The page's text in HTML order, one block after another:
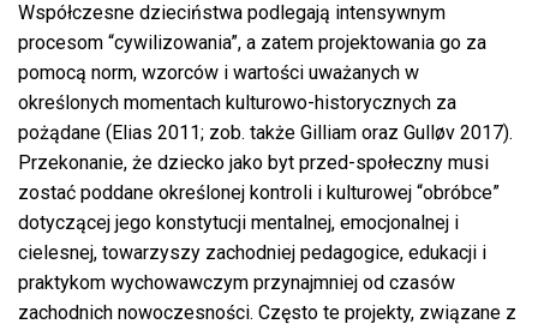
Współczesne dzieciństwa podlegają intensywnym
procesom “cywilizowania”, a zatem projektowania go za
pomocą norm, wzorców i wartości uważanych w
określonych momentach kulturowo-historycznych za
pożądane (Elias 2011; zob. także Gilliam oraz Gulløv 2017).
Przekonanie, że dziecko jako byt przed-społeczny musi
zostać poddane określonej kontroli i kulturowej “obróbce”
dotyczącej jego konstytucji mentalnej, emocjonalnej i
cielesnej, towarzyszy zachodniej pedagogice, edukacji i
praktykom wychowawczym przynajmniej od czasów
zachodnich nowoczesności. Często te projekty, związane z